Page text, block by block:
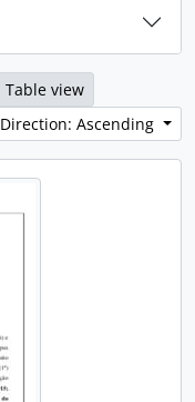
Table view
Direction: Ascending